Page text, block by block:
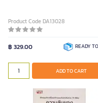
Product Code DA13028
฿ 329.00 READY
ADD TO CART